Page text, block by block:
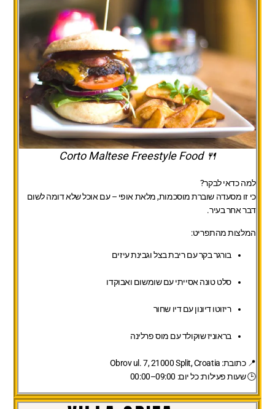
🍴 Corto Maltese Freestyle Food
למה כדאי לבקר?
כי זו מסעדה שוברת מוסכמות, מלאת אופי – עם אוכל שלא דומה לשום
דבר אחר בעיר.
המלצות מהתפריט:
בורגר בקר עם ריבת בצל וגבינת עיזים
סלט טונה אסייתי עם שומשום ואבוקדו
ריזוטו דיונון עם דיו שחור
בראוניז שוקולד עם מוס פרלינה
📍 כתובת: Obrov ul. 7, 21000 Split, Croatia
🕒 שעות פעילות: כל יום: 09:00–00:00